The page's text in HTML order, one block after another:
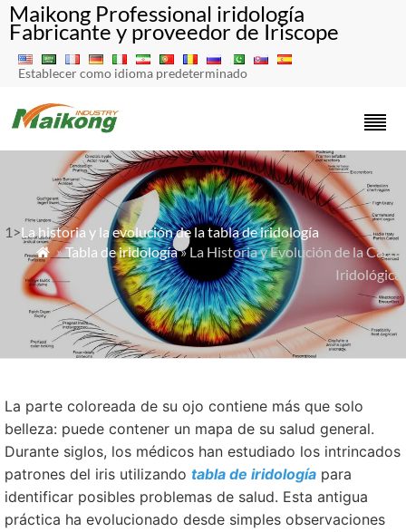
Maikong Professional iridología
Fabricante y proveedor de Iriscope
Establecer como idioma predeterminado
1>La historia y la evolución de la tabla de iridología
 »Tabla de iridología» La Historia y Evolución de la Carta
Iridológica
La parte coloreada de su ojo contiene más que solo
belleza: puede contener un mapa de su salud general.
Durante siglos, los médicos han estudiado los intrincados
patrones del iris utilizando tabla de iridología para
identificar posibles problemas de salud. Esta antigua
práctica ha evolucionado desde simples observaciones